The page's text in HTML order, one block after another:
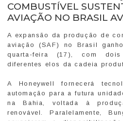
COMBUSTÍVEL
AVIAÇÃO NO BRASIL
A expansão da produção de
aviação (SAF) no Brasil
quarta-feira (17), com dois
diferentes elos da cadeia
A Honeywell fornecerá
automação para a futura
na Bahia, voltada à
renovável. Paralelamente,